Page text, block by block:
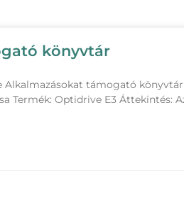
könyvtár
támogató
Termék: Optidrive E3 Áttekintés: